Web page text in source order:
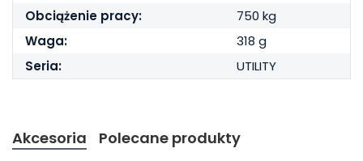
Obciążenie pracy:
750 kg
Waga:
318 g
Seria:
UTILITY
Akcesoria Polecane produkty